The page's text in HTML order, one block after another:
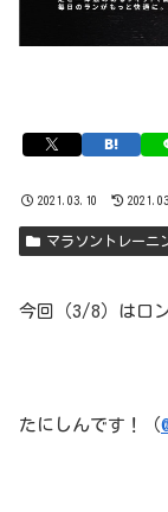
2021.03.10
マラソントレーニ
今回（3/8）はロ
たにしんです！（